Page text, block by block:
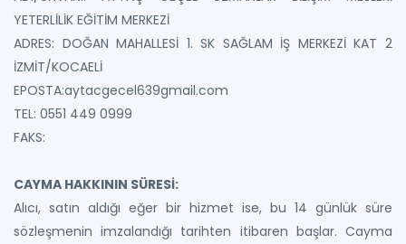
YETERLİLİK EĞİTİM MERKEZİ
ADRES: DOĞAN MAHALLESİ 1. SK SAĞLAM İŞ MERKEZİ KAT 2
İZMİT/KOCAELİ
EPOSTA:aytacgecel639gmail.com
TEL: 0551 449 0999
FAKS:
CAYMA HAKKININ SÜRESİ:
Alıcı, satın aldığı eğer bir hizmet ise, bu 14 günlük süre
sözleşmenin imzalandığı tarihten itibaren başlar. Cayma